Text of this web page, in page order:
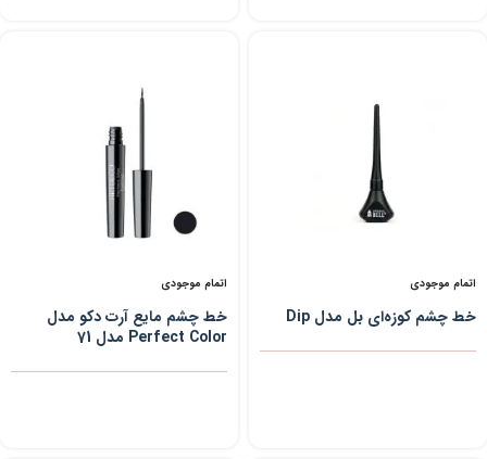
اتمام موجودی
خط چشم کوزه‌ای بل مدل Dip
اتمام موجودی
خط چشم مایع آرت دکو مدل
Perfect Color مدل 71